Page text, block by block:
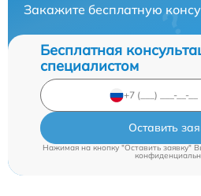
Закажите бесплатную
Бесплатная
специалистом
Оставить
Нажимая на кнопку "Оставить заявку"